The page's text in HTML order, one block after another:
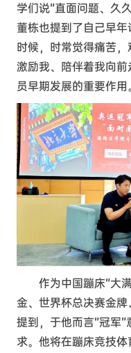
学们说“直面问题、久
董栋也提到了自己早
时候，时常觉得痛苦
激励我、陪伴着我向
员早期发展的重要作用。
作为中国蹦床“大
金、世界杯总决赛金
提到，于他而言“冠军
求。他将在蹦床竞技